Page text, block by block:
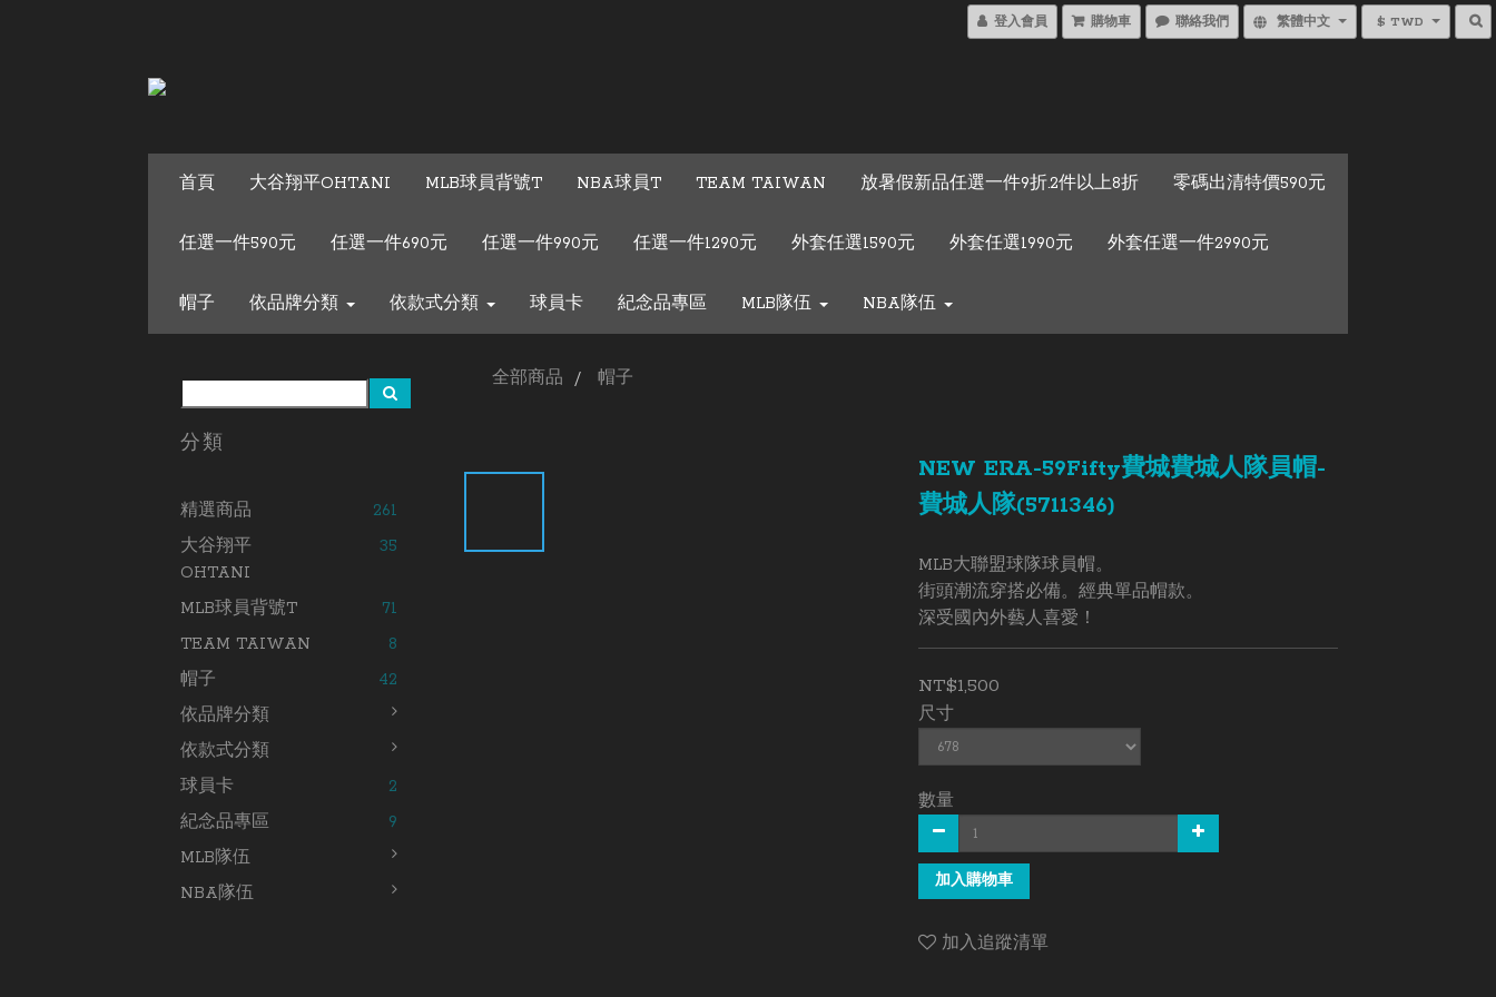
登入會員 購物車 聯絡我們 繁體中文 $ TWD
首頁 大谷翔平OHTANI MLB球員背號T NBA球員T TEAM TAIWAN 放暑假新品任選一件9折.2件以上8折 零碼出清特價590元
任選一件590元 任選一件690元 任選一件990元 任選一件1290元 外套任選1590元 外套任選1990元 外套任選一件2990元
帽子 依品牌分類 依款式分類 球員卡 紀念品專區 MLB隊伍 NBA隊伍
分類
精選商品
261
大谷翔平
OHTANI
35
MLB球員背號T
71
TEAM TAIWAN
8
帽子
42
依品牌分類
依款式分類
球員卡
2
紀念品專區
9
MLB隊伍
NBA隊伍
全部商品 帽子
NEW ERA-59Fifty費城費城人隊員帽-
費城人隊(5711346)
MLB大聯盟球隊球員帽。
街頭潮流穿搭必備。經典單品帽款。
深受國內外藝人喜愛！
NT$1,500
尺寸
數量
加入購物車
加入追蹤清單